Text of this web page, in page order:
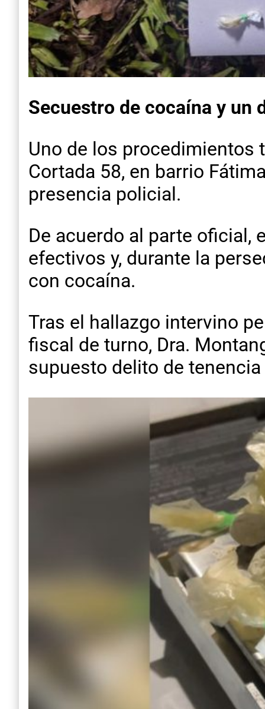
Secuestro de cocaína y un
Uno de los procedimientos
Cortada 58, en barrio
presencia policial.
De acuerdo al parte oficial,
efectivos y, durante la
con cocaína.
Tras el hallazgo intervino
fiscal de turno, Dra.
supuesto delito de